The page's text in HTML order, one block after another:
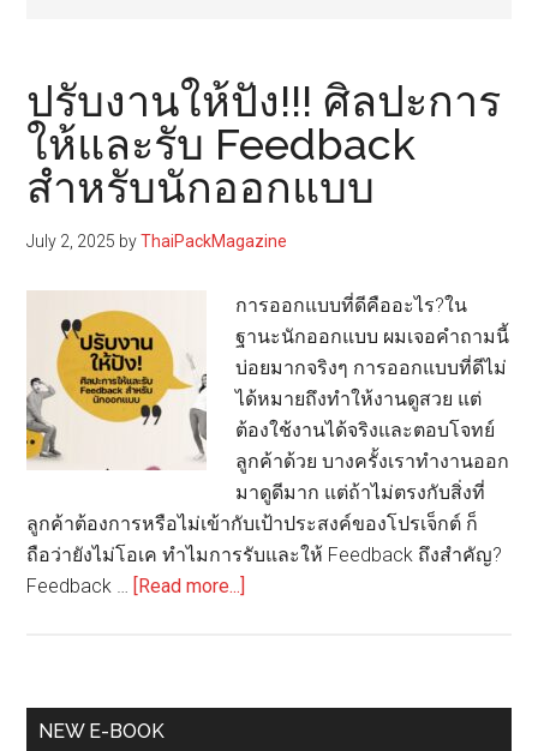
ปรับงานให้ปัง!!! ศิลปะการ
ให้และรับ Feedback
สำหรับนักออกแบบ
July 2, 2025 byThaiPackMagazine
การออกแบบที่ดีคืออะไร?ใน
ฐานะนักออกแบบ ผมเจอคำถามนี้
บ่อยมากจริงๆ การออกแบบที่ดีไม่
ได้หมายถึงทำให้งานดูสวย แต่
ต้องใช้งานได้จริงและตอบโจทย์
ลูกค้าด้วย บางครั้งเราทำงานออก
มาดูดีมาก แต่ถ้าไม่ตรงกับสิ่งที่
ลูกค้าต้องการหรือไม่เข้ากับเป้าประสงค์ของโปรเจ็กต์ ก็
ถือว่ายังไม่โอเค ทำไมการรับและให้ Feedback ถึงสำคัญ?
Feedback …
[Read more...]
ปัง!!!
Primary
NEW E-BOOK